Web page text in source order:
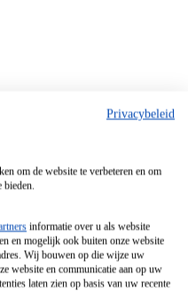
Privacybeleid
om de website te verbeteren en om
bieden.
informatie over u als website
en mogelijk ook buiten onze website
Wij bouwen op die wijze uw
website en communicatie aan op uw
laten zien op basis van uw recente